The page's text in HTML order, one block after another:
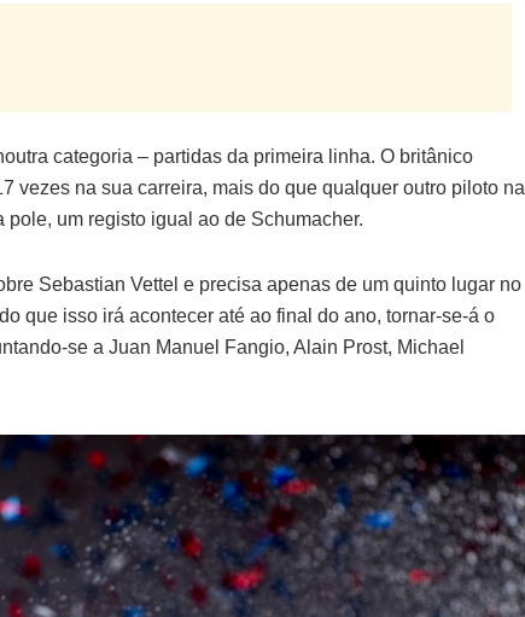
categoria – partidas da primeira linha. O britânico
vezes na sua carreira, mais do que qualquer outro piloto na
pole, um registo igual ao de Schumacher.
Sebastian Vettel e precisa apenas de um quinto lugar no
que isso irá acontecer até ao final do ano, tornar-se-á o
se a Juan Manuel Fangio, Alain Prost, Michael